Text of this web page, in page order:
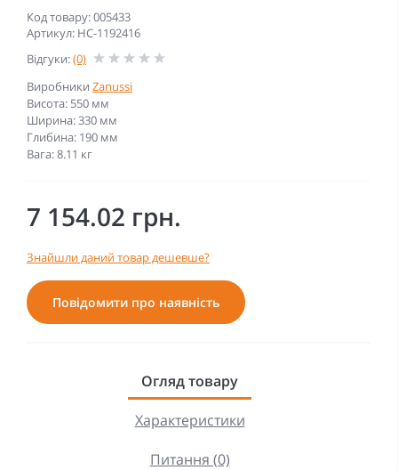
Код товару: 005433
Артикул: НС-1192416
Відгуки:(0)
Виробники Zanussi
Висота: 550 мм
Ширина: 330 мм
Глибина: 190 мм
Вага: 8.11 кг
7 154.02 грн.
Знайшли даний товар дешевше?
Повідомити про наявність
Огляд товару
Характеристики
Питання (0)